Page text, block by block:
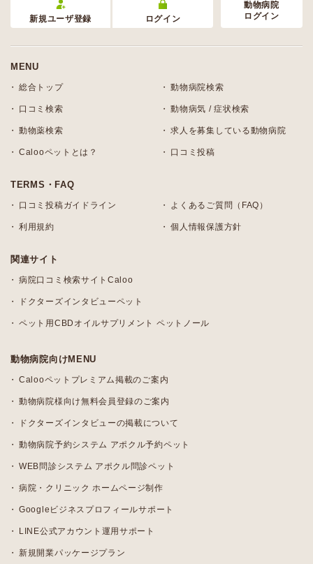
新規ユーザ登録 ログイン
動物病院
ログイン
MENU
総合トップ 動物病院検索
口コミ検索 動物病気 / 症状検索
動物薬検索 求人を募集している動物病院
Calooペットとは？ 口コミ投稿
TERMS・FAQ
口コミ投稿ガイドライン よくあるご質問（FAQ）
利用規約 個人情報保護方針
関連サイト
病院口コミ検索サイトCaloo
ドクターズインタビューペット
ペット用CBDオイルサプリメント ペットノール
動物病院向けMENU
Calooペットプレミアム掲載のご案内
動物病院様向け無料会員登録のご案内
ドクターズインタビューの掲載について
動物病院予約システム アポクル予約ペット
WEB問診システム アポクル問診ペット
病院・クリニック ホームページ制作
Googleビジネスプロフィールサポート
LINE公式アカウント運用サポート
新規開業パッケージプラン